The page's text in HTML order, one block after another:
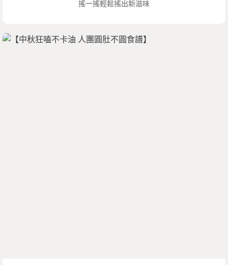
搖一搖輕鬆搖出新滋味